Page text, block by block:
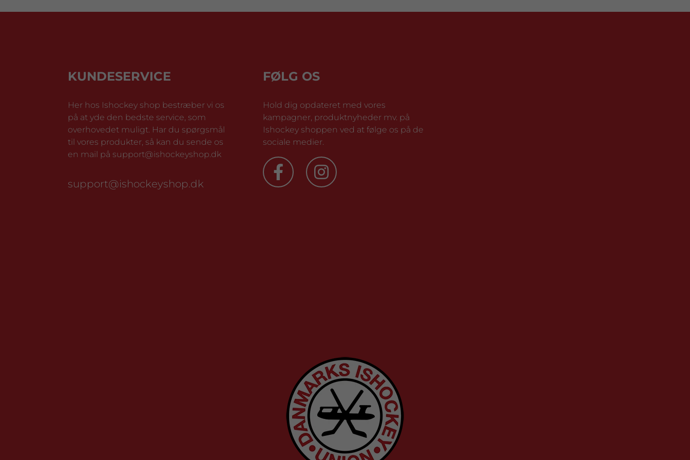
KUNDESERVICE
Her hos Ishockey shop bestræber vi os
på at yde den bedste service, som
overhovedet muligt. Har du spørgsmål
til vores produkter, så kan du sende os
en mail på support@ishockeyshop.dk
support@ishockeyshop.dk
FØLG OS
Hold dig opdateret med vores
kampagner, produktnyheder mv. på
Ishockey shoppen ved at følge os på de
sociale medier.